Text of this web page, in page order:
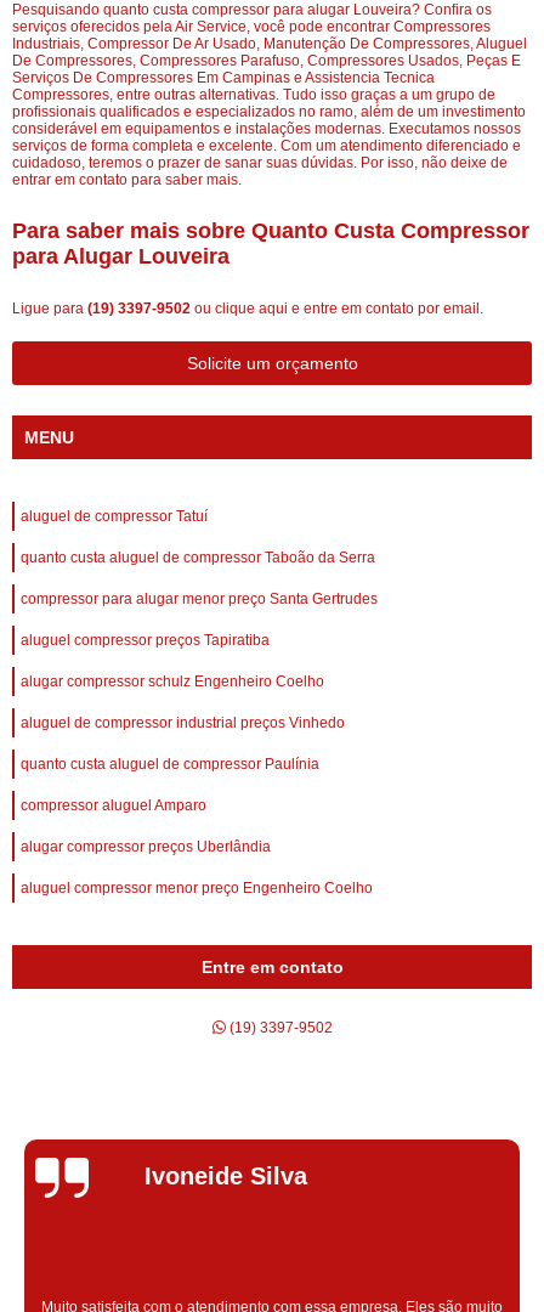
Pesquisando quanto custa compressor para alugar Louveira? Confira os
serviços oferecidos pela Air Service, você pode encontrar Compressores
Industriais, Compressor De Ar Usado, Manutenção De Compressores, Aluguel
De Compressores, Compressores Parafuso, Compressores Usados, Peças E
Serviços De Compressores Em Campinas e Assistencia Tecnica
Compressores, entre outras alternativas. Tudo isso graças a um grupo de
profissionais qualificados e especializados no ramo, além de um investimento
considerável em equipamentos e instalações modernas. Executamos nossos
serviços de forma completa e excelente. Com um atendimento diferenciado e
cuidadoso, teremos o prazer de sanar suas dúvidas. Por isso, não deixe de
entrar em contato para saber mais.
Para saber mais sobre Quanto Custa Compressor
para Alugar Louveira
Ligue para (19) 3397-9502 ou clique aqui e entre em contato por email.
Solicite um orçamento
MENU
aluguel de compressor Tatuí
quanto custa aluguel de compressor Taboão da Serra
compressor para alugar menor preço Santa Gertrudes
aluguel compressor preços Tapiratiba
alugar compressor schulz Engenheiro Coelho
aluguel de compressor industrial preços Vinhedo
quanto custa aluguel de compressor Paulínia
compressor aluguel Amparo
alugar compressor preços Uberlândia
aluguel compressor menor preço Engenheiro Coelho
Entre em contato
(19) 3397-9502
Silvana Alves
Super satisfeita com o serviço prestado, atendimento muito bom!